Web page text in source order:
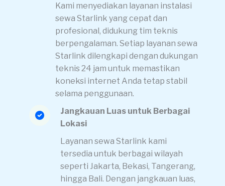
Kami menyediakan layanan instalasi
sewa Starlink yang cepat dan
profesional, didukung tim teknis
berpengalaman. Setiap layanan sewa
Starlink dilengkapi dengan dukungan
teknis 24 jam untuk memastikan
koneksi internet Anda tetap stabil
selama penggunaan.
Jangkauan Luas untuk Berbagai
Lokasi
Layanan sewa Starlink kami
tersedia untuk berbagai wilayah
seperti Jakarta, Bekasi, Tangerang,
hingga Bali. Dengan jangkauan luas,